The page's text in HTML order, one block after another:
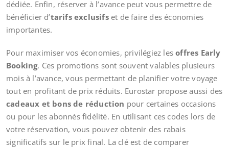
dédiée. Enfin, réserver à l’avance peut vous permettre de
bénéficier d’tarifs exclusifset de faire des économies
importantes.
Pour maximiser vos économies, privilégiez lesoffres Early
Booking. Ces promotions sont souvent valables plusieurs
mois à l’avance, vous permettant de planifier votre voyage
tout en profitant de prix réduits. Eurostar propose aussi des
cadeaux et bons de réduction pour certaines occasions
ou pour les abonnés fidélité. En utilisant ces codes lors de
votre réservation, vous pouvez obtenir des rabais
significatifs sur le prix final. La clé est de comparer